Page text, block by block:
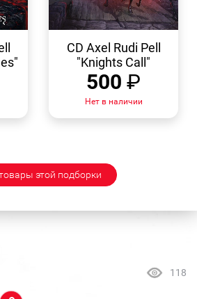
ПРОСМОТР
CD Axel Rudi Pell
"Knights Call"
500 ₽
Нет в наличии
этой подборки
118